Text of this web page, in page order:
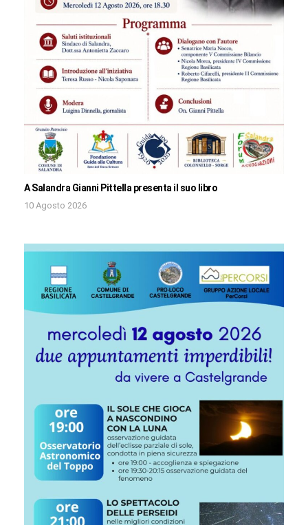
A Salandra Gianni Pittella presenta il suo libro
10 Agosto 2026